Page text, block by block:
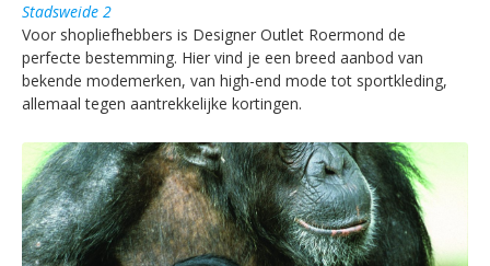
Stadsweide 2
Voor shopliefhebbers is Designer Outlet Roermond de
perfecte bestemming. Hier vind je een breed aanbod van
bekende modemerken, van high-end mode tot sportkleding,
allemaal tegen aantrekkelijke kortingen.